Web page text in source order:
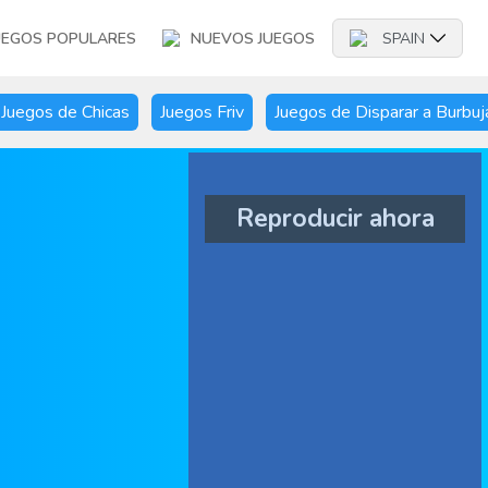
POPULARES NUEVOS JUEGOS SPAIN
Juegos de Chicas Juegos Friv Juegos de Disparar a
Reproducir ahora